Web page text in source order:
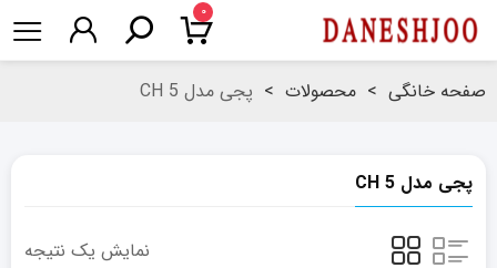
۰
صفحه خانگی > محصولات > پجی مدل CH 5
پجی مدل CH 5
نمایش یک نتیجه